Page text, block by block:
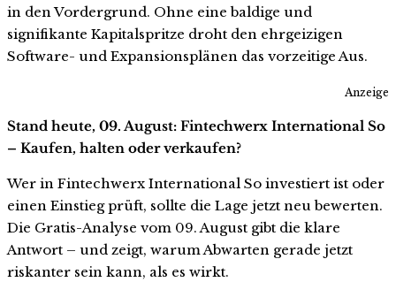
in den Vordergrund. Ohne eine baldige und
signifikante Kapitalspritze droht den ehrgeizigen
Software- und Expansionsplänen das vorzeitige Aus.
Anzeige
Stand heute, 09. August: Fintechwerx International So
– Kaufen, halten oder verkaufen?
Wer in Fintechwerx International So investiert ist oder
einen Einstieg prüft, sollte die Lage jetzt neu bewerten.
Die Gratis-Analyse vom 09. August gibt die klare
Antwort – und zeigt, warum Abwarten gerade jetzt
riskanter sein kann, als es wirkt.